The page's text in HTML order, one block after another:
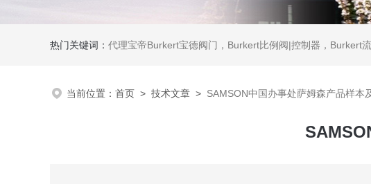
热门关键词： 代理宝帝Burkert宝德阀门，Burkert比例阀|控制器，Burkert流量计，Burkert质量流量控制器，ATOS液压阀，贺德克HYDAC传
当前位置： 首页 > 技术文章 > SAMSON中国办事处萨姆森产品样本